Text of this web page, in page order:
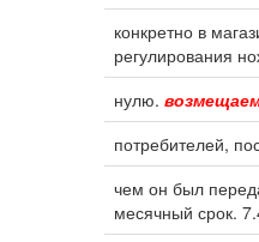
конкретно в
регулирования
нулю.
потребителей,
чем он был
месячный срок.